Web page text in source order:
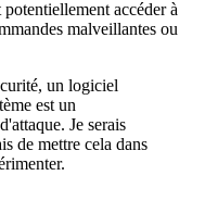
accéder à
malveillantes ou
un logiciel
est un
Je serais
de mettre cela dans